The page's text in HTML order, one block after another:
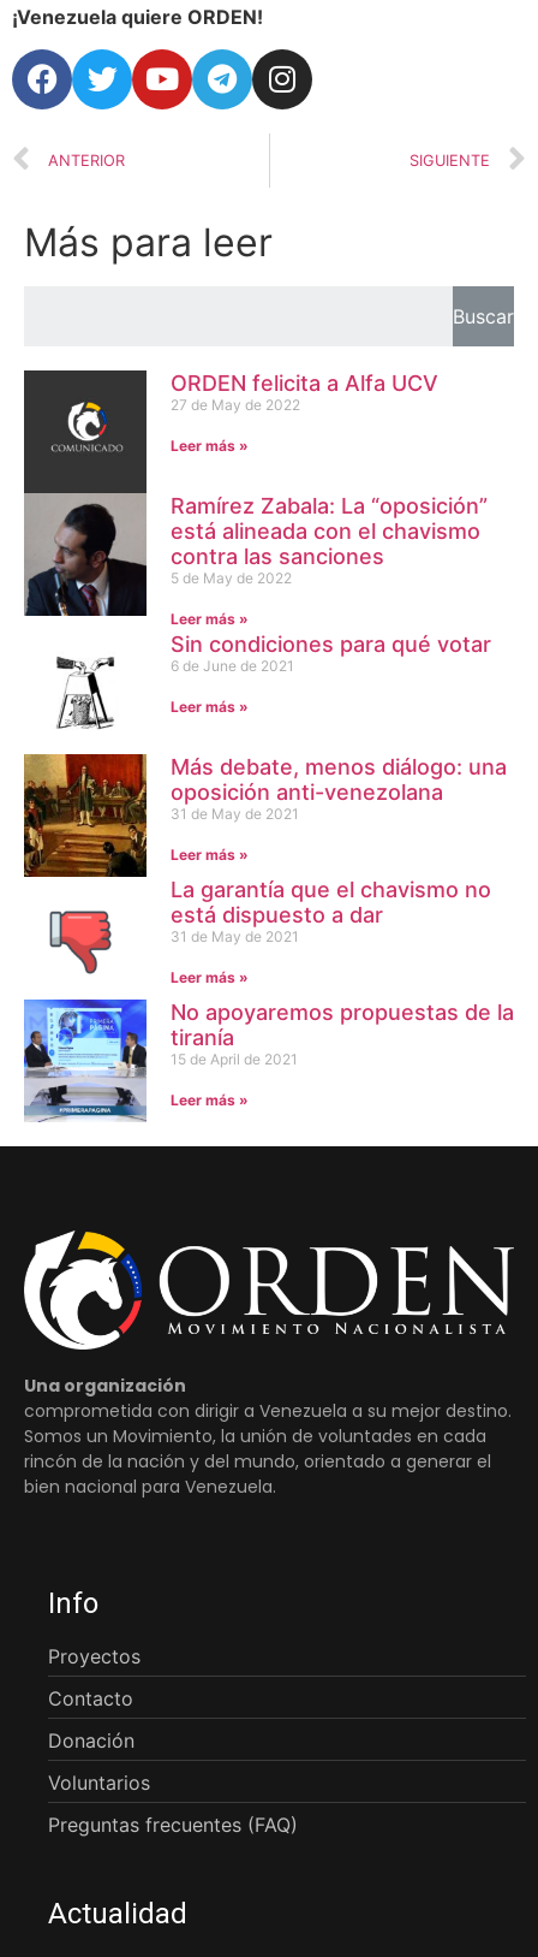
¡Venezuela quiere ORDEN!
ANTERIOR SIGUIENTE
Más para leer
Buscar
ORDEN felicita a Alfa UCV
27 de May de 2022
Leer más »
Ramírez Zabala: La “oposición”
está alineada con el chavismo
contra las sanciones
5 de May de 2022
Leer más »
Sin condiciones para qué votar
6 de June de 2021
Leer más »
Más debate, menos diálogo: una
oposición anti-venezolana
31 de May de 2021
Leer más »
La garantía que el chavismo no
está dispuesto a dar
31 de May de 2021
Leer más »
No apoyaremos propuestas de la
tiranía
15 de April de 2021
Leer más »
Una organización
comprometida con dirigir a Venezuela a su mejor destino.
Somos un Movimiento, la unión de voluntades en cada
rincón de la nación y del mundo, orientado a generar el
bien nacional para Venezuela.
Info
Proyectos
Contacto
Donación
Voluntarios
Preguntas frecuentes (FAQ)
Actualidad